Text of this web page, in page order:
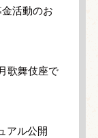
金活動のお
歌舞伎座で
アル公開